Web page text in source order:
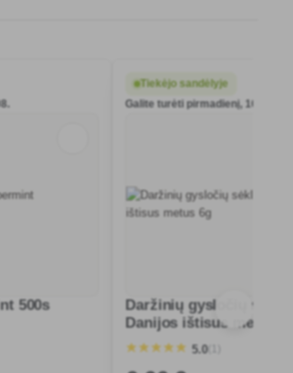
500s
Tiekėjo sandėlyje
Galite turėti pirmadienį, 10.08.
Daržinių gysločių
Danijos ištisus metus
5.0(1)